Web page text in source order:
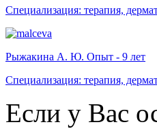
Специализация: терапия,
Рыжакина А. Ю. Опыт - 9 лет
Специализация: терапия,
Если у Вас